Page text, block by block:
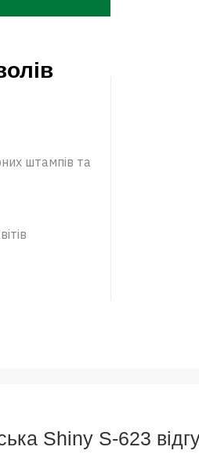
штампів та
Shiny S-623